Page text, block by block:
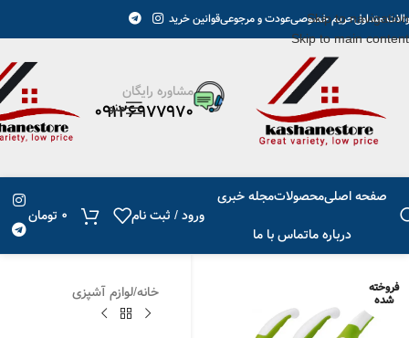
Skip to navigation
Skip to main content
پیگیری مرسوله ارسال می گردد.
متداولحریم خصوصیعودت و مرجوعیقوانین خرید
مشاوره رایگان
09126977970
منو
صفحه اصلیمحصولاتمجله خبری
درباره ماتماس با ما
ورود / ثبت نام 0 تومان
فروخته
شده خانه/لوازم آشپزی